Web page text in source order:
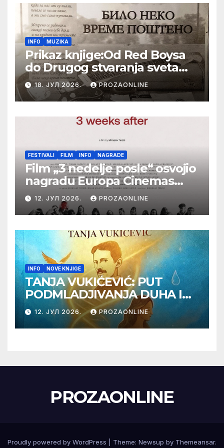
INFO MUZIKA
Prikaz knjige:Od Red Boysa
do Drugog stvaranja sveta
(bilo neko vreme pošteno)
(autor- Zlatomira Sremca,
Botoš 2022. godine,
samizdat)
18. ЈУЛ 2026. PROZAONLINE
FESTIVALI FILM INFO NAGRADE
Film „3 nedelje posle“ osvojio
nagradu Europa Cinemas
Label na Filmskom festivalu
u Karlovim Varima
12. ЈУЛ 2026. PROZAONLINE
INFO NOVE KNJIGE
TANJA VUKIĆEVIĆ: PUT
PODMLADJIVANJA DUHA I
TELA SA TESLOM
12. ЈУЛ 2026. PROZAONLINE
PROZAONLINE
Proudly powered by WordPress Theme: Newsup by Themeansar.